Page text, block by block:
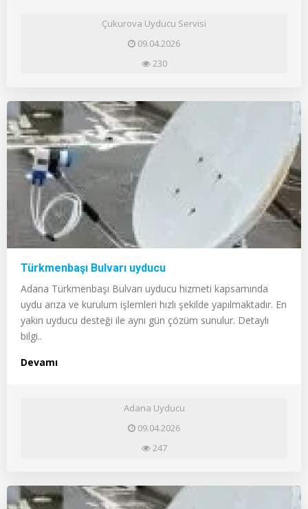
Çukurova Uyducu Servisi
09.04.2026
230
Türkmenbaşı Bulvarı uyducu
Adana Türkmenbaşı Bulvarı uyducu hizmeti kapsamında
uydu arıza ve kurulum işlemleri hızlı şekilde yapılmaktadır. En
yakın uyducu desteği ile aynı gün çözüm sunulur. Detaylı
bilgi..
Devamı
Adana Uyducu
09.04.2026
247